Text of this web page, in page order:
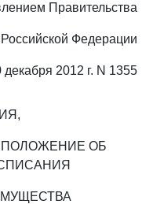
Правительства
Российской Федерации
декабря 2012 г. N 1355
ПОЛОЖЕНИЕ ОБ